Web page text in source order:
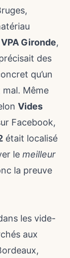
VPA Gironde,
des
qu’un
Même
Vides
Facebook,
était localisé
le meilleur
la preuve
les vide-
aux